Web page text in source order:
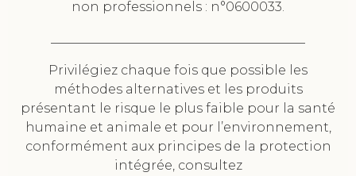
non professionnels : n°0600033.
Privilégiez chaque fois que possible les
méthodes alternatives et les produits
présentant le risque le plus faible pour la santé
humaine et animale et pour l’environnement,
conformément aux principes de la protection
intégrée, consultez